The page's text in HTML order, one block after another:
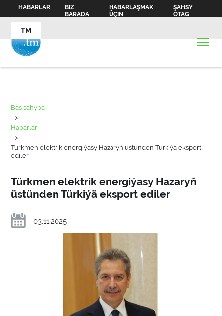
HABARLAR
BIZ
BARADA
HABARLAŞMAK
ÜÇIN
ŞAHSY
OTAG
TM
Baş sahypa
>
Habarlar
>
Türkmen elektrik energiýasy Hazaryň üstünden Türkiýä eksport
ediler
Türkmen elektrik energiýasy Hazaryň
üstünden Türkiýä eksport ediler
03.11.2025